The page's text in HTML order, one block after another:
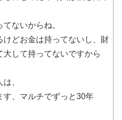
ないからね。
けどお金は持ってないし、財
大して持ってないですから
、
す、マルチでずっと30年